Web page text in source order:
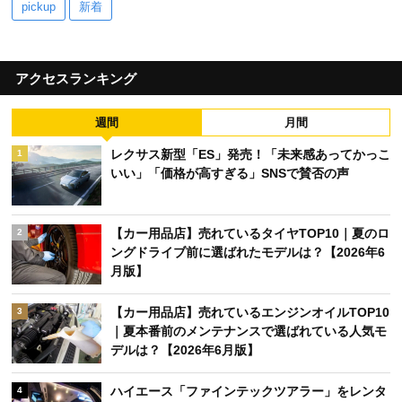
pickup 新着
アクセスランキング
週間 月間
1
レクサス新型「ES」発売！「未来感あってかっこ
いい」「価格が高すぎる」SNSで賛否の声
2
【カー用品店】売れているタイヤTOP10｜夏のロ
ングドライブ前に選ばれたモデルは？【2026年6
月版】
3
【カー用品店】売れているエンジンオイルTOP10
｜夏本番前のメンテナンスで選ばれている人気モ
デルは？【2026年6月版】
4 ハイエース「ファインテックツアラー」をレンタ